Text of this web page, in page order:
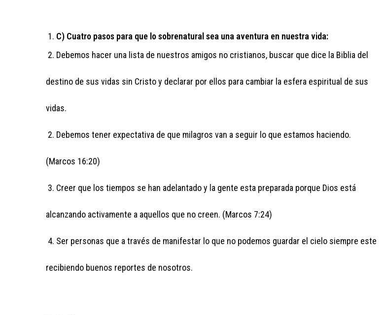
C) Cuatro pasos para que lo sobrenatural sea una aventura en nuestra vida:
Debemos hacer una lista de nuestros amigos no cristianos, buscar que dice la Biblia del
destino de sus vidas sin Cristo y declarar por ellos para cambiar la esfera espiritual de sus
vidas.
Debemos tener expectativa de que milagros van a seguir lo que estamos haciendo.
(Marcos 16:20)
Creer que los tiempos se han adelantado y la gente esta preparada porque Dios está
alcanzando activamente a aquellos que no creen. (Marcos 7:24)
Ser personas que a través de manifestar lo que no podemos guardar el cielo siempre este
recibiendo buenos reportes de nosotros.